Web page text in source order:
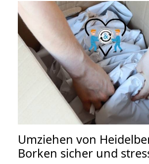
Umziehen von
Borken sicher und